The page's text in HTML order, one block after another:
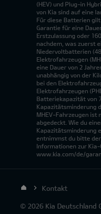
(HEV) und Plug-in
von Kia sind auf eine
Für diese Batterien
Garantie für eine
Erstzulassung oder
nachdem, was zuerst
Niedervoltbatterien
Elektrofahrzeugen
eine Dauer von 2
unabhängig von der
bei den
Elektrofahrzeugen
Batteriekapazität von
Kapazitätsminderung
MHEV-Fahrzeugen ist
abgedeckt. Wie du
Kapazitätsminderung
entnimmst du bitte
Informationen zur
www.kia.com/de/
Kontakt
© 2026 Kia Deutschland